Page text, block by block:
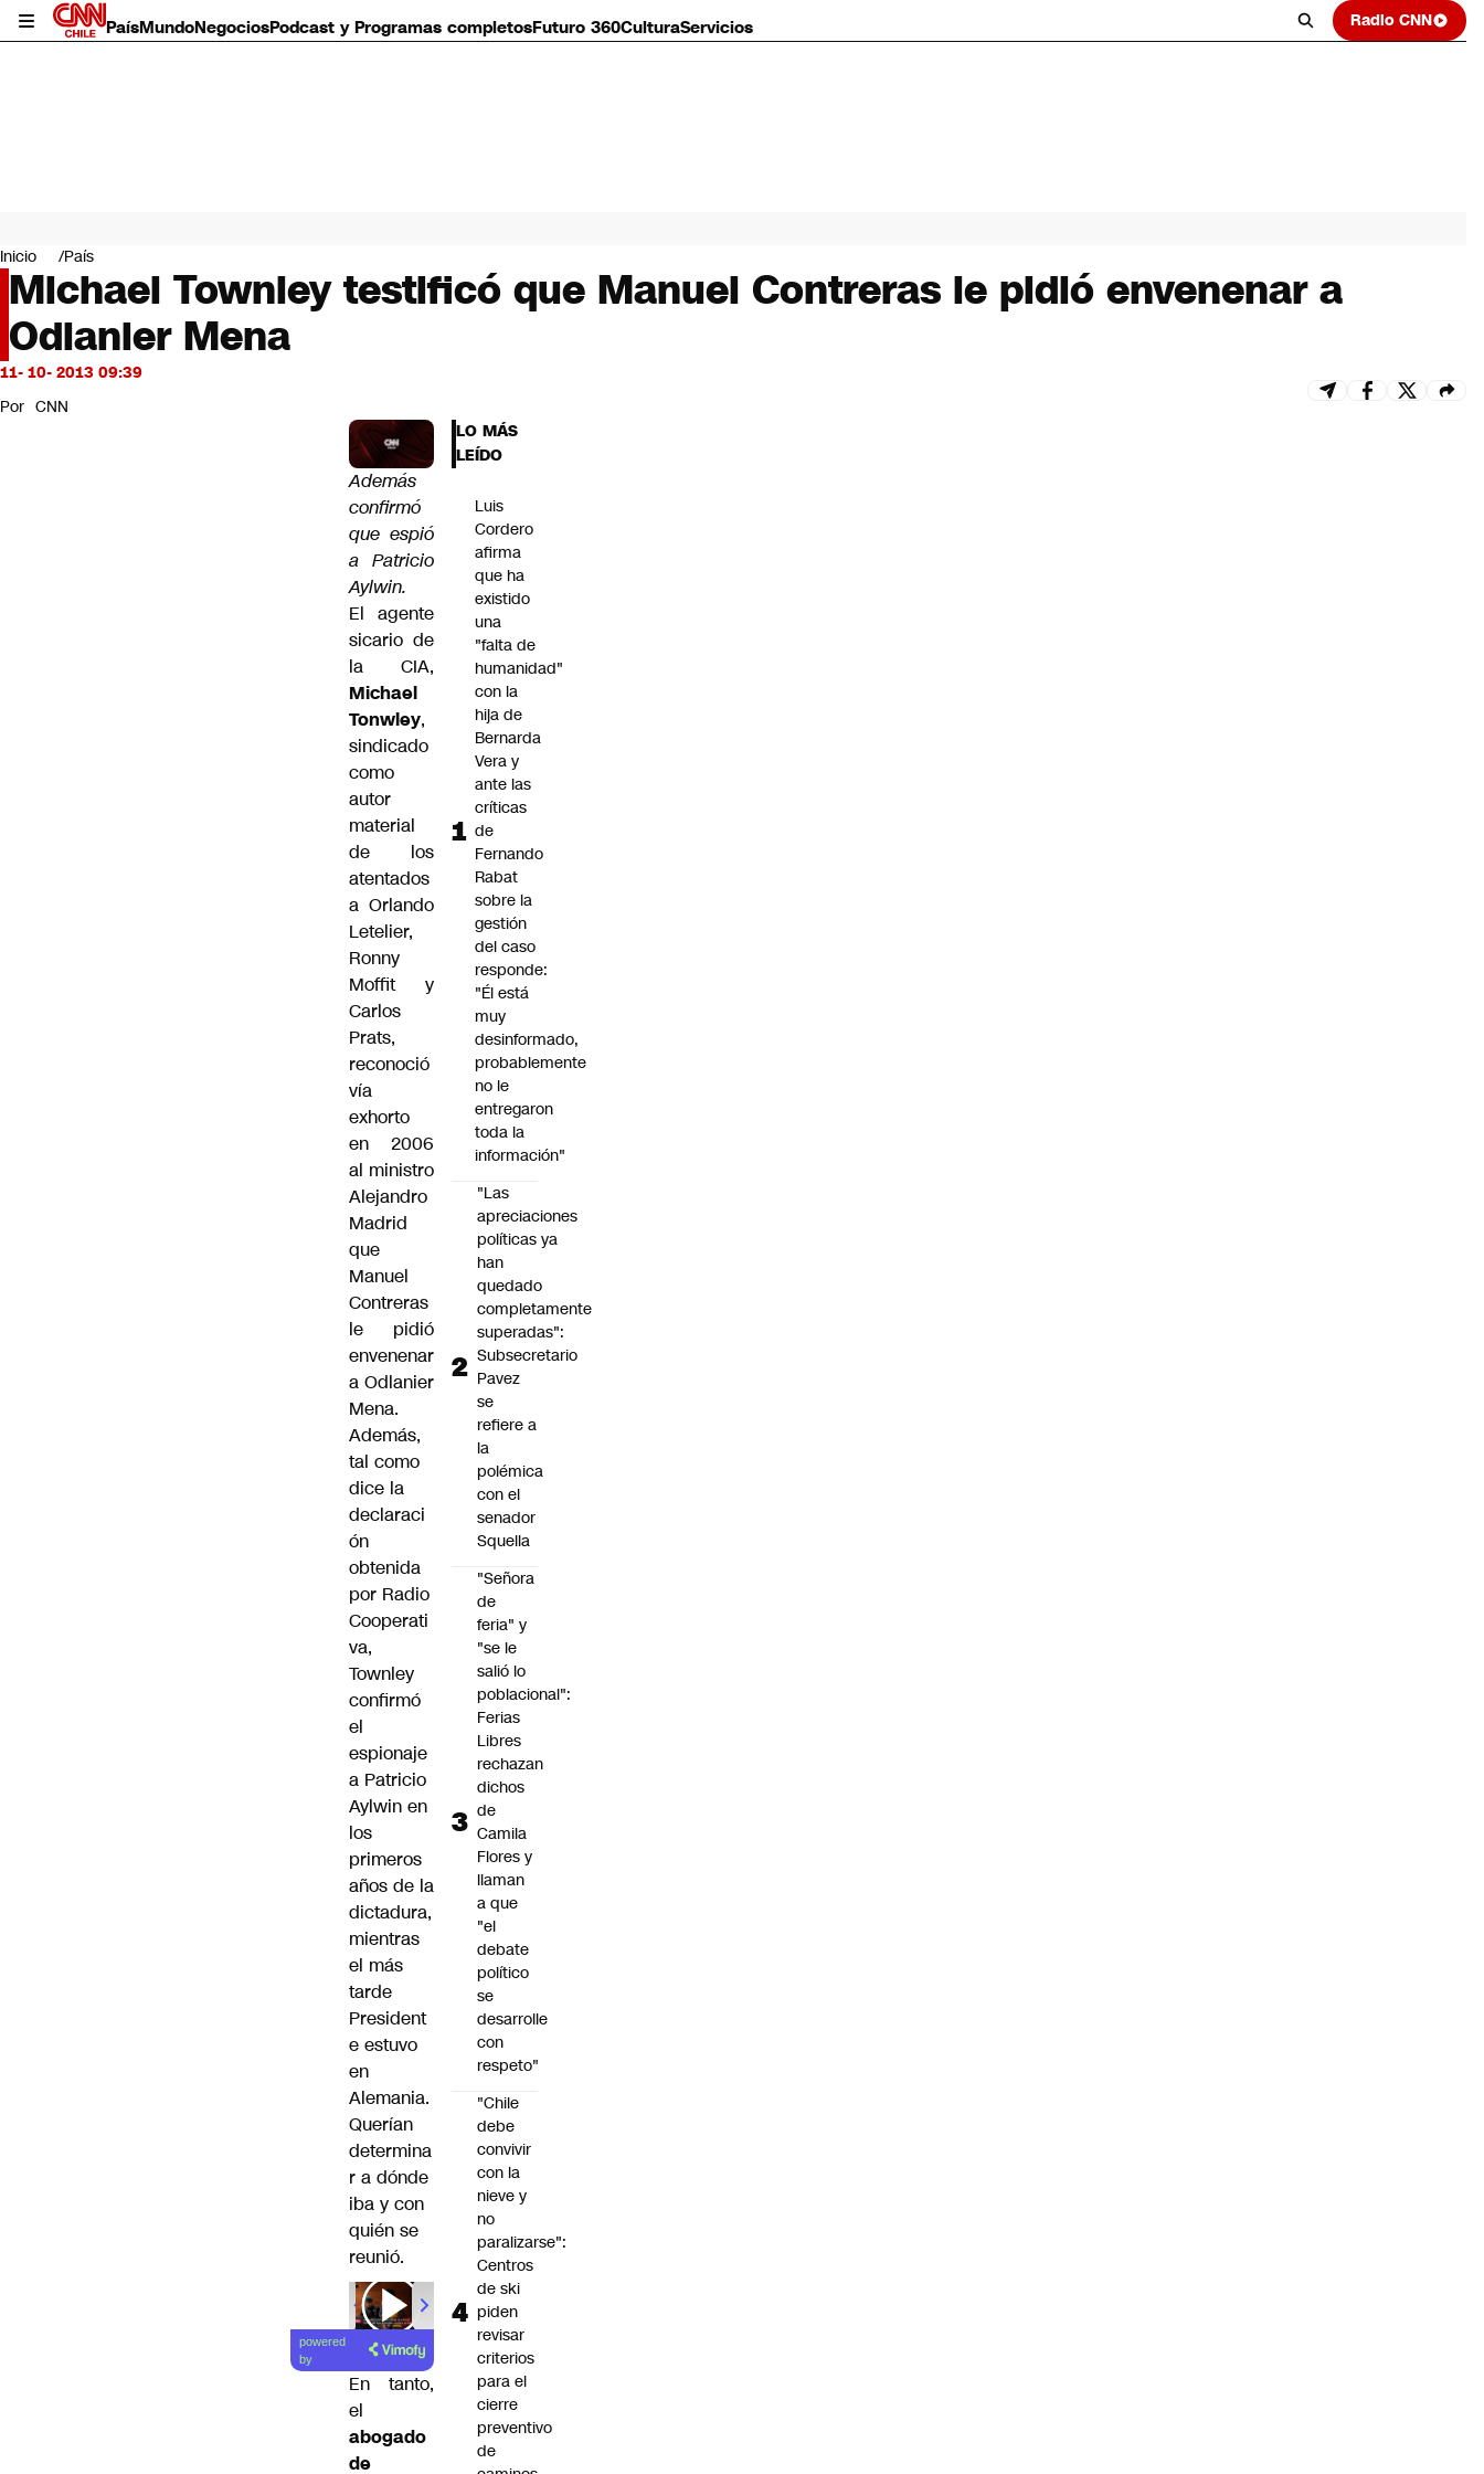
PaísMundoNegociosPodcast y Programas completosFuturo 360CulturaServicios Radio CNN
Mundo
Negocios
Deportes
Programas completos
Cultura
Servicios
Bits
CNN Data
Inicio País
Michael Townley testificó que Manuel Contreras le pidió envenenar a
Odlanier Mena
11- 10- 2013 09:39
Por CNN
Además
confirmó
que espió
a Patricio
Aylwin.
El agente
sicario de
la CIA,
Michael
Tonwley,
sindicado
como
autor
material
de los
atentados
a Orlando
Letelier,
Ronny
Moffit y
Carlos
Prats,
reconoció
vía
exhorto
en 2006
al ministro
Alejandro
Madrid
que
Manuel
Contreras
le pidió
envenenar
aOdlanier
Mena.
Además,
tal como
dice la
declaraci
ón
obtenida
por Radio
Cooperati
va,
Townley
confirmó
el
espionaje
a Patricio
Aylwin en
los
primeros
años de la
dictadura,
mientras
el más
tarde
President
e estuvo
en
Alemania.
Querían
determina
r a dónde
iba y con
quién se
reunió.
00:00 01:00
powered
by
En tanto,
el
abogado
de
LO MÁS
LEÍDO
Luis
Cordero
afirma
que ha
existido
una
"falta de
humanidad"
con la
hija de
Bernarda
Vera y
ante las
críticas
de
Fernando
Rabat
sobre la
gestión
del caso
responde:
"Él está
muy
desinformado,
probablemente
no le
entregaron
toda la
información"
"Las
apreciaciones
políticas ya
han
quedado
completamente
superadas":
Subsecretario
Pavez
se
refiere a
la
polémica
con el
senador
Squella
"Señora
de
feria" y
"se le
salió lo
poblacional":
Ferias
Libres
rechazan
dichos
de
Camila
Flores y
llaman
a que
"el
debate
político
se
desarrolle
con
respeto"
"Chile
debe
convivir
con la
nieve y
no
paralizarse":
Centros
de ski
piden
revisar
criterios
para el
cierre
preventivo
de